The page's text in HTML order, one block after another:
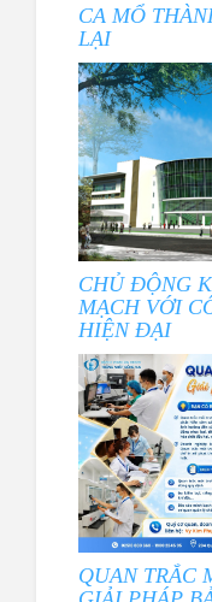
CA MỔ
LẠI
CHỦ ĐỘNG
MẠCH VỚI
HIỆN ĐẠI
QUAN TRẮC